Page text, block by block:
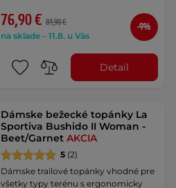
76,90 € 84,90 €
na sklade – 11.8. u Vás
-9%
Detail
Dámske bežecké topánky La
Sportiva Bushido II Woman -
Beet/GarnetAKCIA
5 (2)
Dámske trailové topánky vhodné pre
všetky typy terénu s ergonomicky